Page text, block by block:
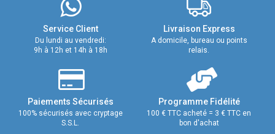
Service Client
Du lundi au vendredi:
9h à 12h et 14h à 18h
Livraison Express
A domicile, bureau ou points
relais.
Paiements Sécurisés
100% sécurisés avec cryptage
S.S.L.
Programme Fidélité
100 € TTC acheté = 3 € TTC en
bon d'achat